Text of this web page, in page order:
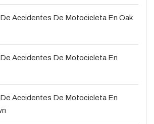
Accidentes De Motocicleta En Oak
Accidentes De Motocicleta En
Accidentes De Motocicleta En